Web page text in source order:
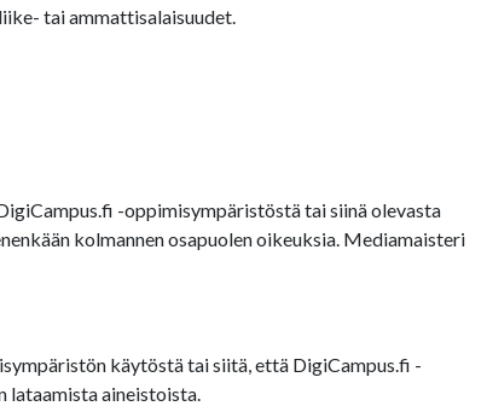
tai ammattisalaisuudet.
-oppimisympäristöstä tai siinä olevasta
kolmannen osapuolen oikeuksia. Mediamaisteri
käytöstä tai siitä, että DigiCampus.fi -
lataamista aineistoista.